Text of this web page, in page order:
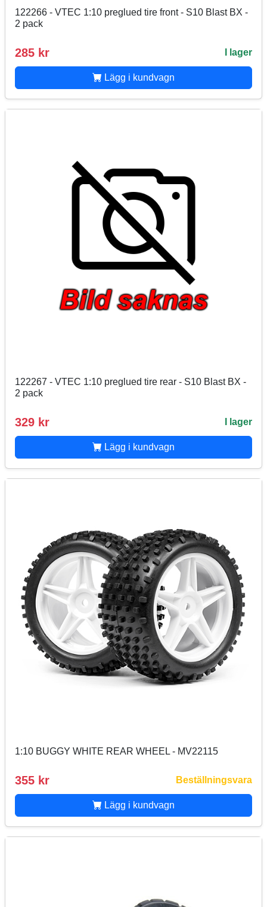
122266 - VTEC 1:10 preglued tire front - S10 Blast BX -
2 pack
285 kr I lager
Lägg i kundvagn
122267 - VTEC 1:10 preglued tire rear - S10 Blast BX -
2 pack
329 kr I lager
Lägg i kundvagn
1:10 BUGGY WHITE REAR WHEEL - MV22115
355 kr Beställningsvara
Lägg i kundvagn